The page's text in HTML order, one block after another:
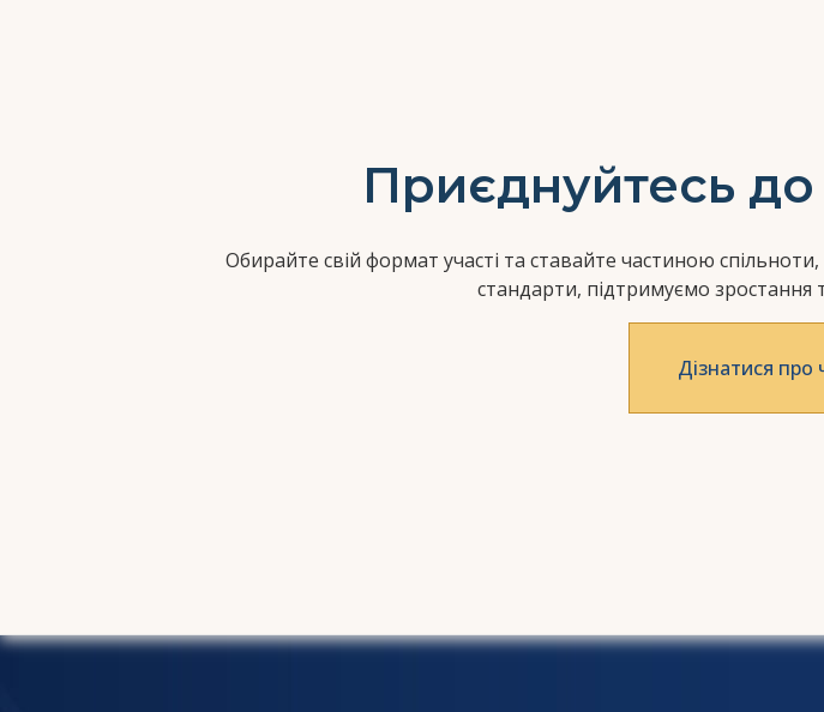
Приєднуйтесь до
Обирайте свій формат участі та ставайте частиною
стандарти, підтримуємо зростання
Дізнатися про